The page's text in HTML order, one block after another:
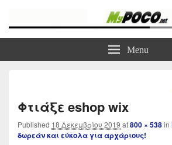
Τα καλύτερα Reviews , Συγκρίσεις , VPN ,
Menu
Φτιάξε eshop wix
Published 18 Δεκεμβρίου 2019 at800 × 538in
δωρεάν και εύκολα για αρχάριους!